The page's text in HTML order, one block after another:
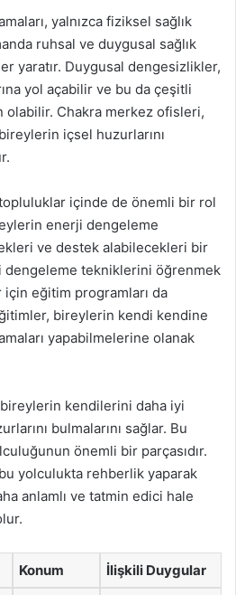
yalnızca fiziksel sağlık
ruhsal ve duygusal sağlık
yaratır. Duygusal dengesizlikler,
yol açabilir ve bu da çeşitli
olabilir. Chakra merkez ofisleri,
içsel huzurlarını
içinde de önemli bir rol
enerji dengeleme
ve destek alabilecekleri bir
dengeleme tekniklerini öğrenmek
eğitim programları da
bireylerin kendi kendine
yapabilmelerine olanak
kendilerini daha iyi
bulmalarını sağlar. Bu
önemli bir parçasıdır.
yolculukta rehberlik yaparak
anlamlı ve tatmin edici hale
Konum İlişkili Duygular